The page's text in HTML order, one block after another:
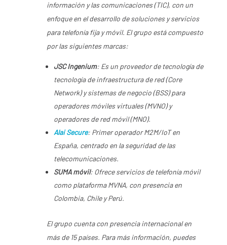
información y las comunicaciones (TIC), con un
enfoque en el desarrollo de soluciones y servicios
para telefonía fija y móvil. El grupo está compuesto
por las siguientes marcas:
JSC Ingenium: Es un proveedor de tecnología de
tecnología de infraestructura de red (Core
Network) y sistemas de negocio (BSS) para
operadores móviles virtuales (MVNO) y
operadores de red móvil (MNO).
Alai Secure: Primer operador M2M/IoT en
España, centrado en la seguridad de las
telecomunicaciones.
SUMA móvil: Ofrece servicios de telefonía móvil
como plataforma MVNA, con presencia en
Colombia, Chile y Perú.
El grupo cuenta con presencia internacional en
más de 15 países. Para más información, puedes